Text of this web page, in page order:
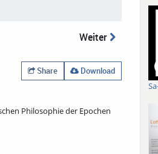
Weiter
Share
Download
Philosophie der Epochen